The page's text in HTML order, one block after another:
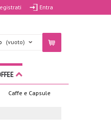
Entra
(vuoto)
Caffe e Capsule